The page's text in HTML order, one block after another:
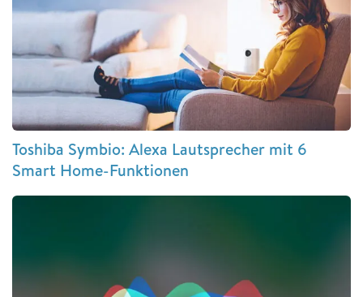
Toshiba Symbio: Alexa Lautsprecher mit 6
Smart Home-Funktionen